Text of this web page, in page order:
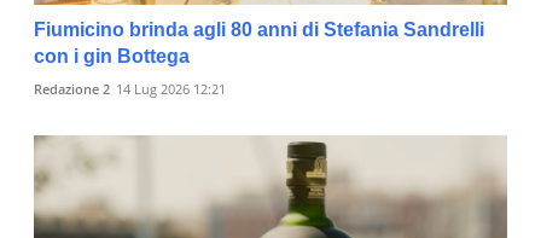
Fiumicino brinda agli 80 anni di Stefania Sandrelli
con i gin Bottega
Redazione 2 14 Lug 2026 12:21